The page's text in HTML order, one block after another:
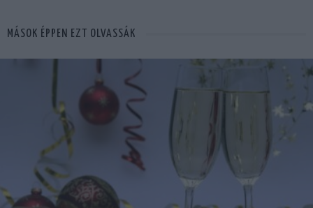
MÁSOK ÉPPEN EZT OLVASSÁK